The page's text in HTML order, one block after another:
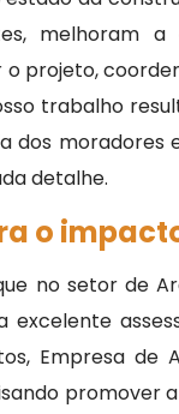
melhoram
o projeto,
trabalho
dos moradores
detalhe.
o
no setor de
excelente
Empresa de
promover